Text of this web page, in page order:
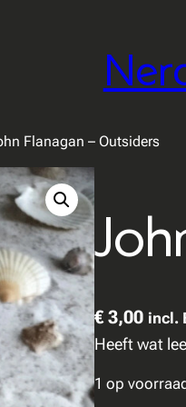
Flanagan – Outsiders
€3,00 incl.
Heeft wat
1 op